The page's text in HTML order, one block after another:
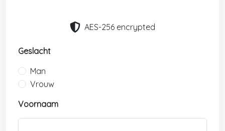
AES-256 encrypted
Geslacht
Man
Vrouw
Voornaam